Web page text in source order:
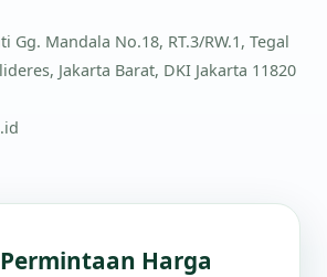
Gg. Mandala No.18, RT.3/RW.1, Tegal
Jakarta Barat, DKI Jakarta 11820
Harga